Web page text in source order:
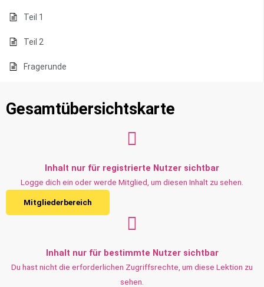
Teil 1
Teil 2
Fragerunde
Gesamtübersichtskarte
Inhalt nur für registrierte Nutzer sichtbar
Logge dich ein oder werde Mitglied, um diesen Inhalt zu sehen.
Mitgliederbereich
Inhalt nur für bestimmte Nutzer sichtbar
Du hast nicht die erforderlichen Zugriffsrechte, um diese Lektion zu
sehen.